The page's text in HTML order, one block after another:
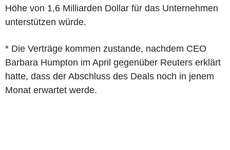
Höhe von 1,6 Milliarden Dollar für das Unternehmen
unterstützen würde.
* Die Verträge kommen zustande, nachdem CEO
Barbara Humpton im April gegenüber Reuters erklärt
hatte, dass der Abschluss des Deals noch in jenem
Monat erwartet werde.